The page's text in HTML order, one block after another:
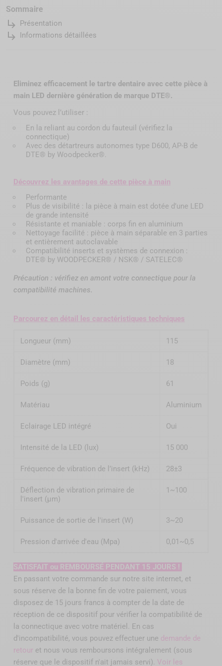
Sommaire
subdirectory_arrow_right Présentation
subdirectory_arrow_right Informations détaillées
Eliminez efficacement le tartre dentaire avec cette pièce à
main LED dernière génération de marque DTE®.
Vous pouvez l’utiliser :
En la reliant au cordon du fauteuil (vérifiez la
connectique)
Avec des détartreurs autonomes type D600, AP-B de
DTE® by Woodpecker®.
Découvrez les avantages de cette pièce à main
Performante
Plus de visibilité : la pièce à main est dotée d’une LED
de grande intensité
Résistante et maniable : corps fin en aluminium
Nettoyage facilité : pièce à main séparable en 3 parties
et entièrement autoclavable
Compatibilité inserts et systèmes de connexion :
DTE® by WOODPECKER® / NSK® / SATELEC®
Précaution : vérifiez en amont votre connectique pour la
compatibilité machines.
Parcourez en détail les caractéristiques techniques
Longueur (mm) 115
Diamètre (mm) 18
Poids (g) 61
Matériau Aluminium
Eclairage LED intégré Oui
Intensité de la LED (lux) 15 000
Fréquence de vibration de l’insert (kHz) 28±3
Déflection de vibration primaire de
l'insert (µm)
1~100
Puissance de sortie de l'insert (W) 3~20
Pression d'arrivée d'eau (Mpa) 0,01~0,5
SATISFAIT ou REMBOURSÉ PENDANT 15 JOURS !
En passant votre commande sur notre site internet, et
sous réserve de la bonne fin de votre paiement, vous
disposez de 15 jours francs à compter de la date de
réception de ce dispositif pour vérifier la compatibilité de
la connectique avec votre matériel. En cas
d'incompatibilité, vous pouvez effectuer une demande de
retour et nous vous remboursons intégralement (sous
réserve que le dispositif n'ait jamais servi). Voir les